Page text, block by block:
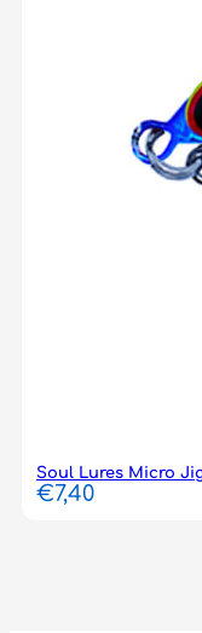
Soul Lures Micro
€7,40